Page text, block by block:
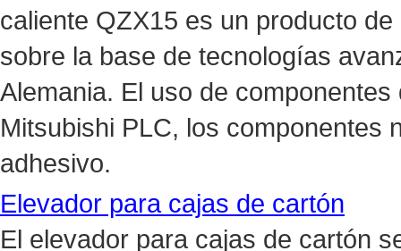
caliente QZX15 es un producto
sobre la base de tecnologías
Alemania. El uso de
Mitsubishi PLC, los componentes
adhesivo.
Elevador para cajas de cartón
El elevador para cajas de cartón